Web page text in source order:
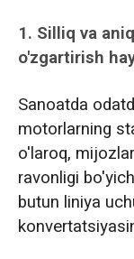
1. Silliq va
o'zgartirish
Sanoatda
motorlarning
o'laroq,
ravonligi
butun liniya